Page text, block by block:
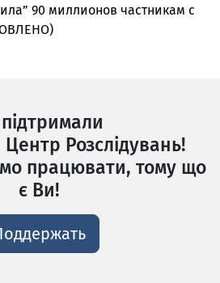
90 миллионов частникам с
Розслідувань!
працювати, тому що
є Ви!